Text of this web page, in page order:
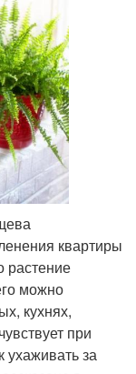
квартиры
растение
можно
кухнях,
при
ухаживать за